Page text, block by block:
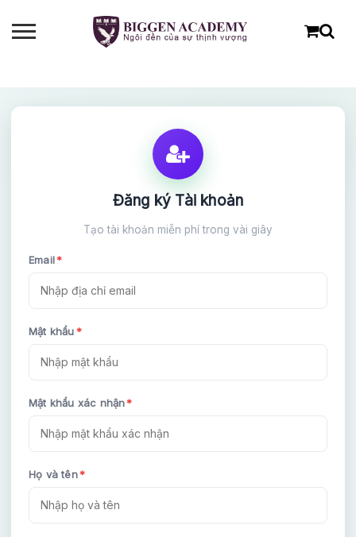
Đăng ký Tài khoản
Tạo tài khoản miễn phí trong vài giây
Email*
Mật khẩu*
Mật khẩu xác nhận*
Họ và tên*
ĐĂNG KÝ TƯ VẤN MIỄN PHÍ